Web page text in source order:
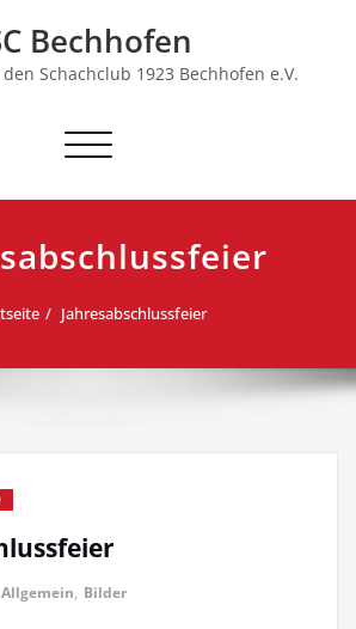
Bechhofen
Schachclub 1923 Bechhofen e.V.
Schalte
Jahresabschlussfeier
Allgemein, Bilder